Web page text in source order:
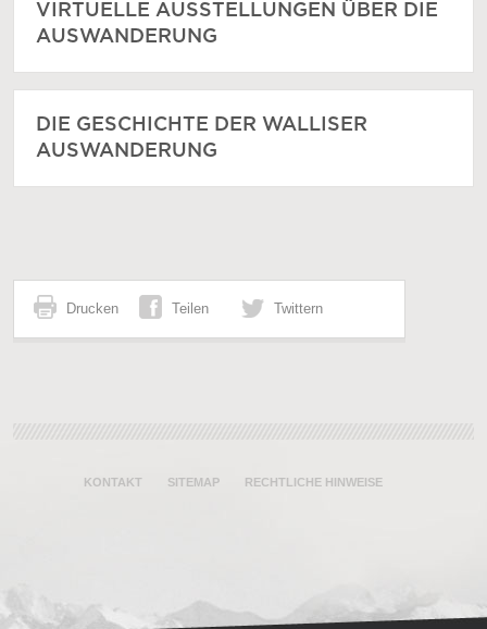
VIRTUELLE AUSSTELLUNGEN ÜBER DIE
AUSWANDERUNG
DIE GESCHICHTE DER WALLISER
AUSWANDERUNG
Drucken Teilen Twittern
KONTAKT SITEMAP RECHTLICHE HINWEISE